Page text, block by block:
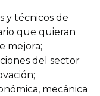
y técnicos de
que quieran
mejora;
del sector
mecánica